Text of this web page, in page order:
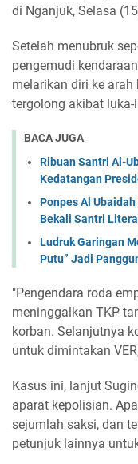
di Nganjuk, Selasa
Setelah menubruk
pengemudi
melarikan diri ke
tergolong akibat
BACA JUGA
Ribuan Santri Al-
Kedatangan
Ponpes Al
Bekali Santri
Ludruk Garingan
Putu” Jadi
"Pengendara roda
meninggalkan TKP
korban. Selanjutnya
untuk dimintakan
Kasus ini, lanjut
aparat kepolisian.
sejumlah saksi, dan
petunjuk lainnya